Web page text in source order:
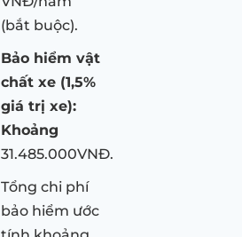
(bắt buộc).
Bảo hiểm vật
chất xe (1,5%
giá trị xe):
Khoảng
31.485.000VNĐ.
Tổng chi phí
bảo hiểm ước